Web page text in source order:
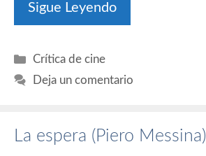
Sigue Leyendo
Categorías
Crítica de cine
Deja un comentario
La espera (Piero Messina)